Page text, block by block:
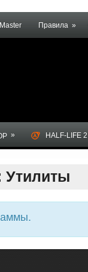
Правила »
» HALF-LIFE 2
Утилиты